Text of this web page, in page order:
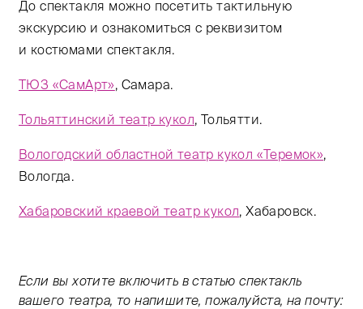
До спектакля можно посетить тактильную
экскурсию и ознакомиться с реквизитом
и костюмами спектакля.
ТЮЗ «СамАрт», Самара.
Тольяттинский театр кукол, Тольятти.
Вологодский областной театр кукол «Теремок»,
Вологда.
Хабаровский краевой театр кукол, Хабаровск.
Если вы хотите включить в статью спектакль
вашего театра, то напишите, пожалуйста, на почту: